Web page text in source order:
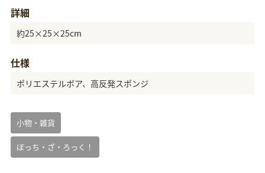
詳細
約25×25×25cm
仕様
ポリエステルボア、高反発スポンジ
小物・雑貨
ぼっち・ざ・ろっく！